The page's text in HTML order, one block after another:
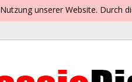
unserer Website.